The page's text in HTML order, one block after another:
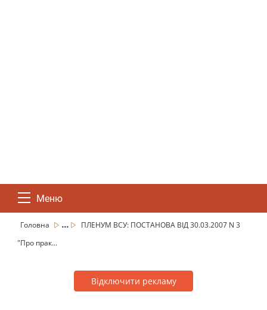
Меню
Головна ...
ПЛЕНУМ ВСУ: ПОСТАНОВА ВІД 30.03.2007 N 3
"Про прак...
Відключити рекламу